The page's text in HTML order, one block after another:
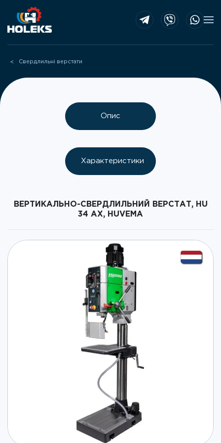
Skip to main content
Свердлильні верстати
Опис
Характеристики
ВЕРТИКАЛЬНО-СВЕРДЛИЛЬНИЙ ВЕРСТАТ, HU
34 AX, HUVEMA